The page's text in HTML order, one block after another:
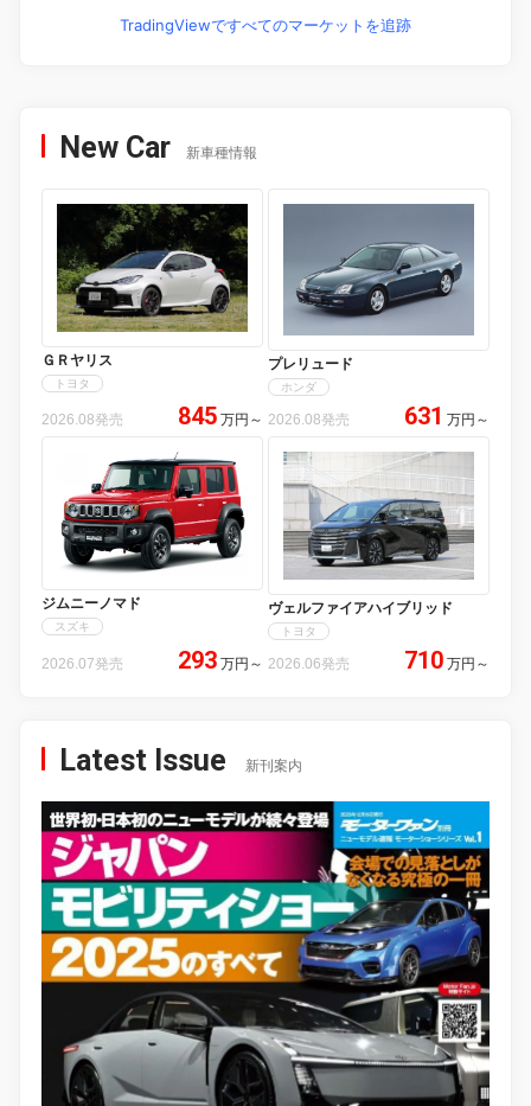
TradingViewですべてのマーケットを追跡
New Car 新車種情報
ＧＲヤリス
トヨタ
2026.08発売 845 万円 ～
プレリュード
ホンダ
2026.08発売 631 万円 ～
ジムニーノマド
スズキ
2026.07発売 293 万円 ～
ヴェルファイアハイブリッド
トヨタ
2026.06発売 710 万円 ～
Latest Issue 新刊案内